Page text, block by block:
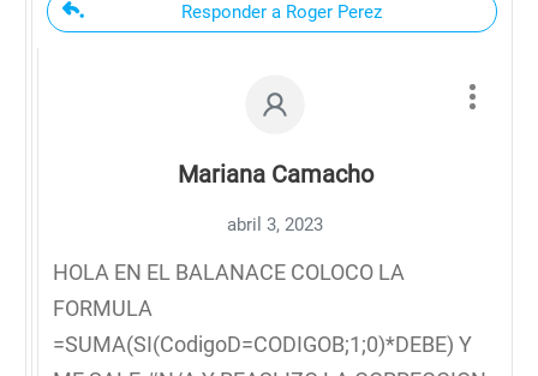
Responder a Roger Perez
Mariana Camacho
abril 3, 2023
HOLA EN EL BALANACE COLOCO LA
FORMULA
=SUMA(SI(CodigoD=CODIGOB;1;0)*DEBE) Y